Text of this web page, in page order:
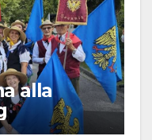
alla